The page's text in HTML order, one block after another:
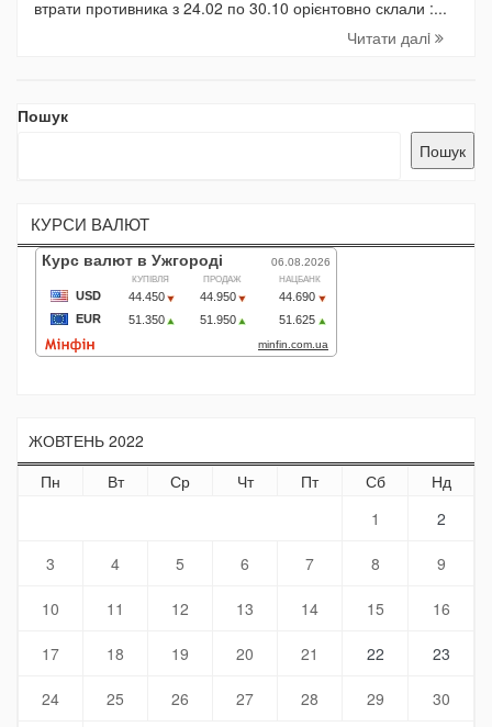
втрати противника з 24.02 по 30.10 орієнтовно склали :...
Читати далi
Пошук
Пошук
КУРСИ ВАЛЮТ
ЖОВТЕНЬ 2022
Пн
Вт Ср Чт Пт Сб
Нд
1
2
3 4 5 6 7 8 9
10 11 12 13 14 15 16
17 18 19 20 21 22 23
24 25 26 27 28 29 30